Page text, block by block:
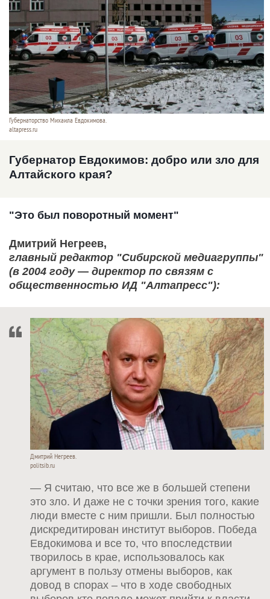
Губернаторство Михаила Евдокимова.
altapress.ru
Губернатор Евдокимов: добро или зло для
Алтайского края?
"Это был поворотный момент"
Дмитрий Негреев,
главный редактор "Сибирской медиагруппы"
(в 2004 году — директор по связям с
общественностью ИД "Алтапресс"):
Дмитрий Негреев.
politsib.ru
— Я считаю, что все же в большей степени
это зло. И даже не с точки зрения того, какие
люди вместе с ним пришли. Был полностью
дискредитирован институт выборов. Победа
Евдокимова и все то, что впоследствии
творилось в крае, использовалось как
аргумент в пользу отмены выборов, как
довод в спорах – что в ходе свободных